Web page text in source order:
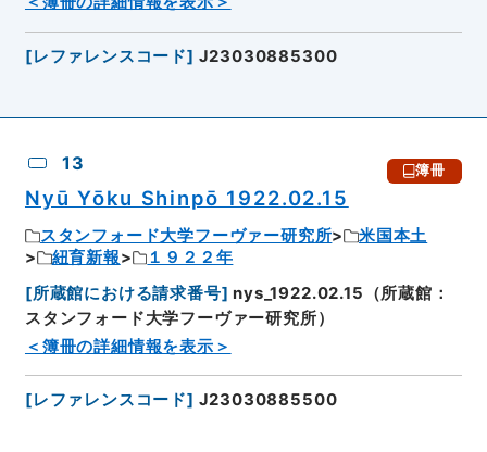
[レファレンスコード] J23030885300
13 簿冊
Nyū Yōku Shinpō 1922.02.15
スタンフォード大学フーヴァー研究所
米国本土
紐育新報
１９２２年
[所蔵館における請求番号] nys_1922.02.15（所蔵館：
スタンフォード大学フーヴァー研究所）
＜簿冊の詳細情報を表示＞
[レファレンスコード] J23030885500